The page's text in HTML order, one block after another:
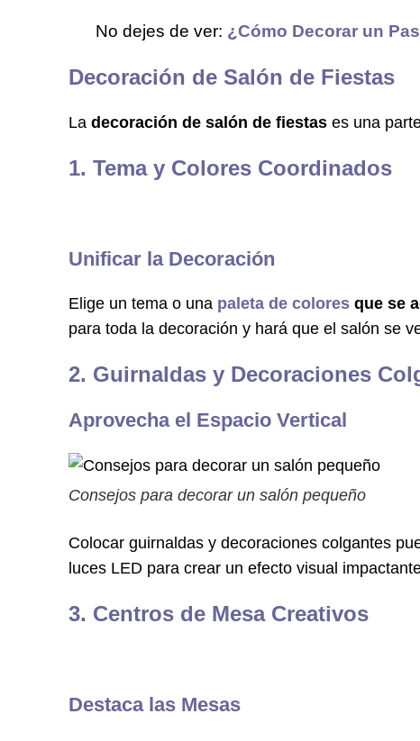
No dejes de ver: ¿Cómo Decorar un
Decoración de Salón de Fiestas
La decoración de salón de fiestas es una
1. Tema y Colores Coordinados
Unificar la Decoración
Elige un tema o una paleta de colores que se
para toda la decoración y hará que el salón se
2. Guirnaldas y Decoraciones
Aprovecha el Espacio Vertical
Consejos para decorar un salón pequeño
Colocar guirnaldas y decoraciones colgantes
luces LED para crear un efecto visual
3. Centros de Mesa Creativos
Destaca las Mesas